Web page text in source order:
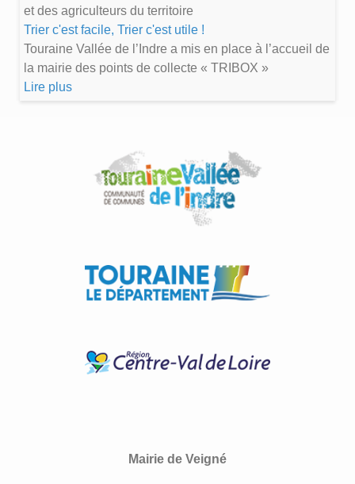
et des agriculteurs du territoire
Trier c'est facile, Trier c'est utile !
Touraine Vallée de l’Indre a mis en place à l’accueil de
la mairie des points de collecte « TRIBOX »
Lire plus
Mairie de Veigné